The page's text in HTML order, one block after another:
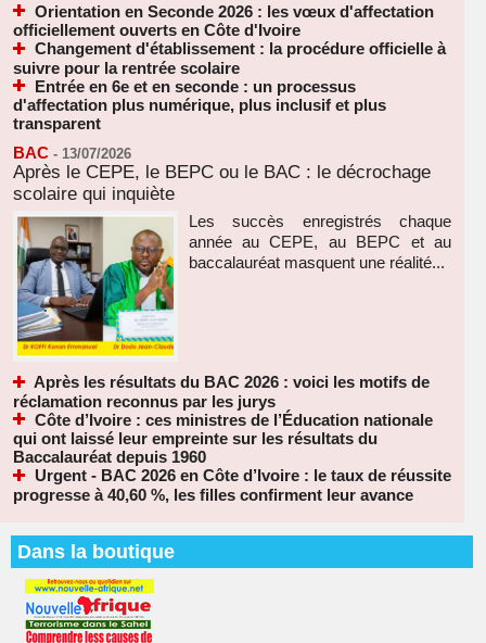
Orientation en Seconde 2026 : les vœux d'affectation
officiellement ouverts en Côte d'Ivoire
Changement d'établissement : la procédure officielle à
suivre pour la rentrée scolaire
Entrée en 6e et en seconde : un processus
d'affectation plus numérique, plus inclusif et plus
transparent
BAC - 13/07/2026
Après le CEPE, le BEPC ou le BAC : le décrochage
scolaire qui inquiète
Les succès enregistrés chaque
année au CEPE, au BEPC et au
baccalauréat masquent une réalité...
Après les résultats du BAC 2026 : voici les motifs de
réclamation reconnus par les jurys
Côte d’Ivoire : ces ministres de l’Éducation nationale
qui ont laissé leur empreinte sur les résultats du
Baccalauréat depuis 1960
Urgent - BAC 2026 en Côte d’Ivoire : le taux de réussite
progresse à 40,60 %, les filles confirment leur avance
Dans la boutique